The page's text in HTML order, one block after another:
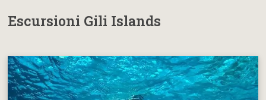
Escursioni Gili Islands